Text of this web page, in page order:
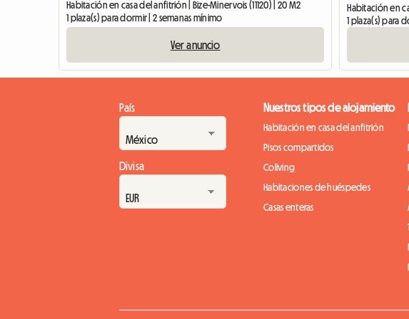
Habitación en casa del anfitrión | Bize-Minervois (11120) | 20 M2
1 plaza(s) para dormir | 2 semanas mínimo
Ver anuncio
Habitación en
1 plaza(s) para
País
Divisa
Nuestros tipos de alojamiento
Habitación en casa del anfitrión
Pisos compartidos
Coliving
Habitaciones de huéspedes
Casas enteras